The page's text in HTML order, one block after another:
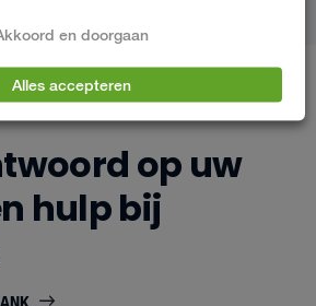
op uw
hulp bij
en doorgaan
Alles accepteren